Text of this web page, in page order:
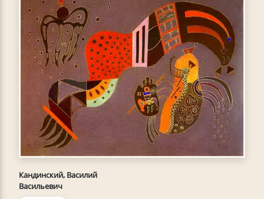
Кандинский, Василий
Васильевич